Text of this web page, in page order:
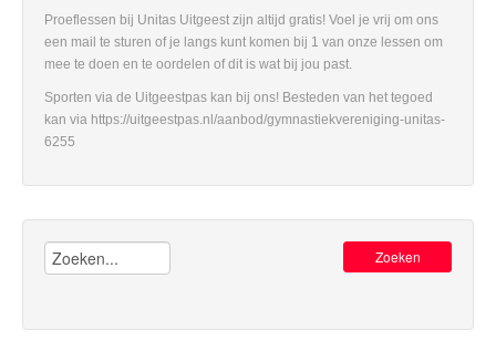
Proeflessen bij Unitas Uitgeest zijn altijd gratis! Voel je vrij om ons
een mail te sturen of je langs kunt komen bij 1 van onze lessen om
mee te doen en te oordelen of dit is wat bij jou past.
Sporten via de Uitgeestpas kan bij ons! Besteden van het tegoed
kan via https://uitgeestpas.nl/aanbod/gymnastiekvereniging-unitas-
6255
Zoeken: